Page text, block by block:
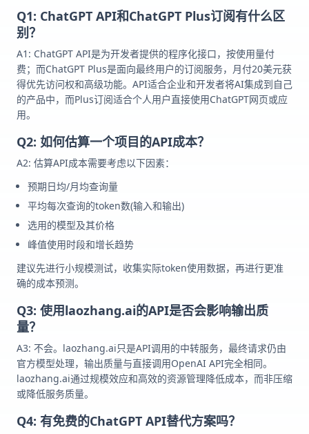
Q1: ChatGPT API和ChatGPT Plus订阅有什么区
别？
A1: ChatGPT API是为开发者提供的程序化接口，按使用量付
费；而ChatGPT Plus是面向最终用户的订阅服务，月付20美元获
得优先访问权和高级功能。API适合企业和开发者将AI集成到自己
的产品中，而Plus订阅适合个人用户直接使用ChatGPT网页或应
用。
Q2: 如何估算一个项目的API成本？
A2: 估算API成本需要考虑以下因素：
预期日均/月均查询量
平均每次查询的token数(输入和输出)
选用的模型及其价格
峰值使用时段和增长趋势
建议先进行小规模测试，收集实际token使用数据，再进行更准
确的成本预测。
Q3: 使用laozhang.ai的API是否会影响输出质
量？
A3: 不会。laozhang.ai只是API调用的中转服务，最终请求仍由
官方模型处理，输出质量与直接调用OpenAI API完全相同。
laozhang.ai通过规模效应和高效的资源管理降低成本，而非压缩
或降低服务质量。
Q4: 有免费的ChatGPT API替代方案吗？